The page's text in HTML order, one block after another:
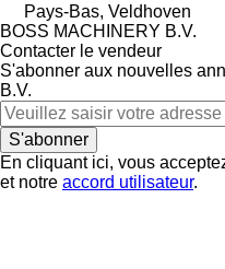
Pays-Bas, Veldhoven
BOSS MACHINERY B.V.
Contacter le vendeur
S'abonner aux nouvelles
B.V.
S'abonner
En cliquant ici, vous
et notre accord utilisateur.